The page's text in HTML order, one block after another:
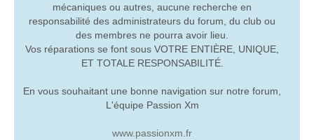
mécaniques ou autres, aucune recherche en
responsabilité des administrateurs du forum, du club ou
des membres ne pourra avoir lieu.
Vos réparations se font sous VOTRE ENTIÈRE, UNIQUE,
ET TOTALE RESPONSABILITÉ.
En vous souhaitant une bonne navigation sur notre forum,
L'équipe Passion Xm
www.passionxm.fr